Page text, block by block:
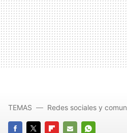
TEMAS Redes sociales y